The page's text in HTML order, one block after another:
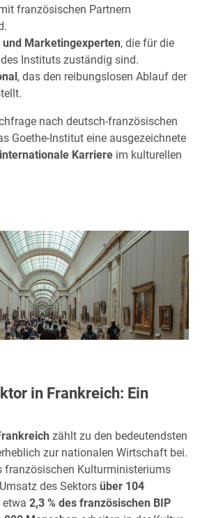
französischen Partnern
Marketingexperten, die für die
Instituts zuständig sind.
, das den reibungslosen Ablauf der
nach deutsch-französischen
Goethe-Institut eine ausgezeichnete
internationale Karriere im kulturellen
in Frankreich: Ein
zählt zu den bedeutendsten
zur nationalen Wirtschaft bei.
französischen Kulturministeriums
des Sektors über 104
etwa 2,3 % des französischen BIP